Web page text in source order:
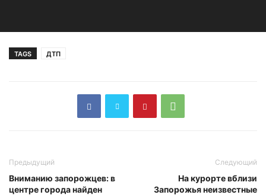
TAGS ДТП
Предыдущий
Вниманию запорожцев: в
центре города найден
Следующий
На курорте вблизи
Запорожья неизвестные